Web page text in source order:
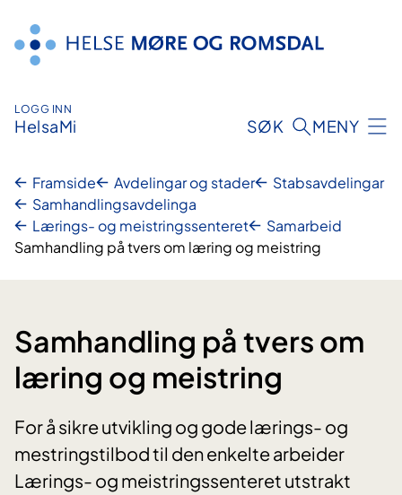
innhald
LOGG INN
HelsaMi SØK MENY
Framside Avdelingar og stader
Stabsavdelingar
Samhandlingsavdelinga
Lærings- og meistringssenteret
Samarbeid
Samhandling på tvers om læring og meistring
Samhandling på tvers om
læring og meistring
For å sikre utvikling og gode lærings- og
mestringstilbod til den enkelte arbeider
Lærings- og meistringssenteret utstrakt